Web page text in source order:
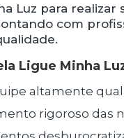
Luz para realizar
com
Ligue Minha
altamente
rigoroso das